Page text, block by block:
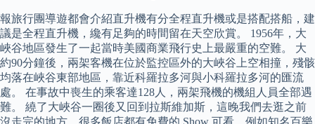
報旅行團導遊都會介紹直升機有分全程直升機或是搭配搭船，建
議是全程直升機，纔有足夠的時間留在天空欣賞。 1956年，大
峽谷地區發生了一起當時美國商業飛行史上最嚴重的空難。 大
約90分鐘後，兩架客機在位於監控區外的大峽谷上空相撞，殘骸
均落在峽谷東部地區，靠近科羅拉多河與小科羅拉多河的匯流
處。 在事故中喪生的乘客達128人，兩架飛機的機組人員全部遇
難。 繞了大峽谷一圈後又回到拉斯維加斯，這晚我們去逛之前
沒走完的地方，很多飯店都有免費的 Show 可看，例如知名百樂